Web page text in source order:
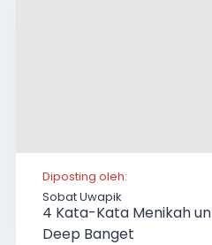
Diposting oleh:
Sobat Uwapik
4 Kata-Kata Menikah
Deep Banget